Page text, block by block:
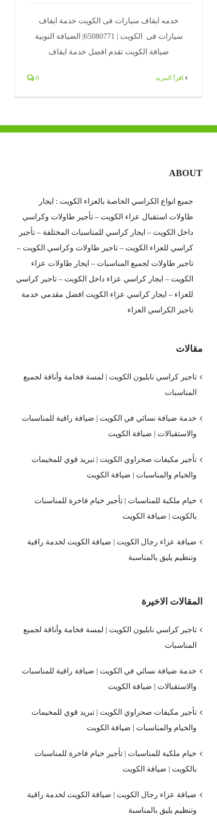
خدمه ايقاف سيارات فى الكويت خدمة ايقاف
سيارات فى الكويت | 65080771| الضيافة النوبية
ضيافة الكويت تقدم افضل خدمة ايقاف
0
ABOUT
جميع انواع الكراسي الخاصة بالعزاء الكويت : ايجار
طاولات استقبال عزاء الكويت – تأجير طاولات وكراسي
داخل الكويت – ايجار كراسي للمناسبات المختلفة – تأجير
كراسي للعزاء الكويت – تاجير طاولات وكراسي الكويت –
تاجير طاولات لجميع المناسبات – ايجار طاولات عزاء
الكويت – ايجار كراسي عزاء داخل الكويت – تاجير كراسي
للعزاء – ايجار كراسي عزاء الكويت افضل مقدمي خدمة
تاجير الكراسي العزاء
مقالات
تاجير كراسي نابليون الكويت | لمسة فخامة وأناقة لجميع
المناسبات
خدمة ضيافة نسائي في الكويت | ضيافة راقية للمناسبات
والاستقبالات | ضيافة الكويت
تأجير مكيفات صحراوي الكويت | تبريد قوي للمخيمات
والخيام والمناسبات | ضيافة الكويت
خيام ملكية للمناسبات | تأجير خيام فاخرة للمناسبات
بالكويت | ضيافة الكويت
ضيافة عزاء رجال الكويت | ضيافة الكويت لخدمة راقية
وتنظيم يليق بالمناسبة
المقالات الاخيرة
تاجير كراسي نابليون الكويت | لمسة فخامة وأناقة لجميع
المناسبات
خدمة ضيافة نسائي في الكويت | ضيافة راقية للمناسبات
والاستقبالات | ضيافة الكويت
تأجير مكيفات صحراوي الكويت | تبريد قوي للمخيمات
والخيام والمناسبات | ضيافة الكويت
خيام ملكية للمناسبات | تأجير خيام فاخرة للمناسبات
بالكويت | ضيافة الكويت
ضيافة عزاء رجال الكويت | ضيافة الكويت لخدمة راقية
وتنظيم يليق بالمناسبة